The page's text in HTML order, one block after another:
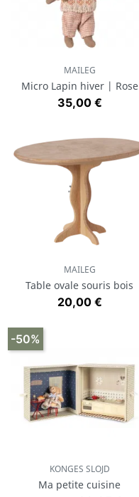
MAILEG
Micro Lapin hiver | Rose
Prix
35,00 €
MAILEG
Table ovale souris bois
Prix
20,00 €
KONGES SLOJD
Ma petite cuisine
-50%